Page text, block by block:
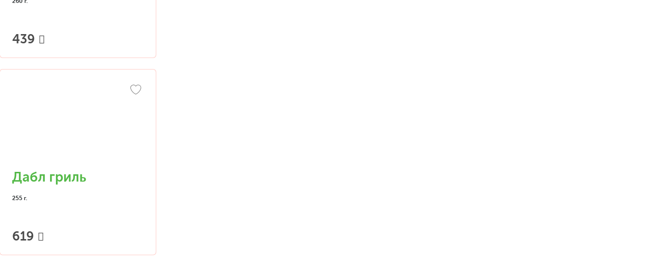
439
Дабл гриль
255 г.
619